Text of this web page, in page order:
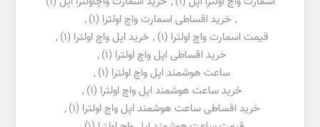
, خرید اقساطی اسمارت واچ اولترا (1)
,
قیمت اسمارت واچ اولترا (1)
, خرید اپل واچ اولترا (1)
,
خرید اقساطی اپل واچ اولترا (1)
,
ساعت هوشمند اپل واچ اولترا (1)
,
خرید ساعت هوشمند اپل واچ اولترا (1)
,
خرید اقساطی ساعت هوشمند اپل واچ اولترا (1)
,